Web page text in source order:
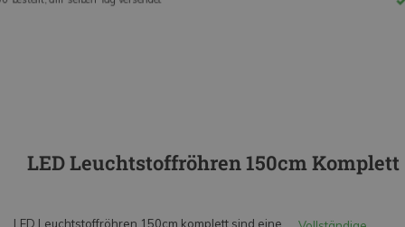
LED Leuchtstoffröhren 150cm Komplett
LED Leuchtstoffröhren 150cm komplett sind eine